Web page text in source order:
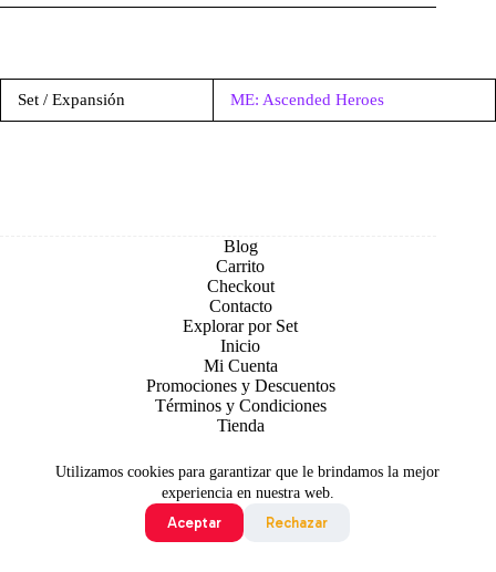
Utilizamos cookies para garantizar que le brindamos la mejor
experiencia en nuestra web.
Aceptar
Rechazar
Set / Expansión ME: Ascended Heroes
Blog
Carrito
Checkout
Contacto
Explorar por Set
Inicio
Mi Cuenta
Promociones y Descuentos
Términos y Condiciones
Tienda
Todo contenido original es sujeto de Copyright © 2026 TCG